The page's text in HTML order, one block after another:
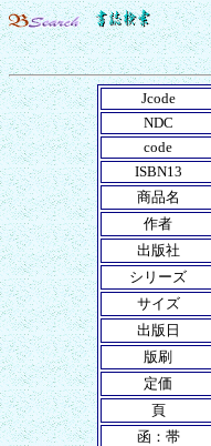
Jcode
NDC
code
ISBN13
商品名
作者
出版社
シリーズ
サイズ
出版日
版刷
定価
頁
函：帯